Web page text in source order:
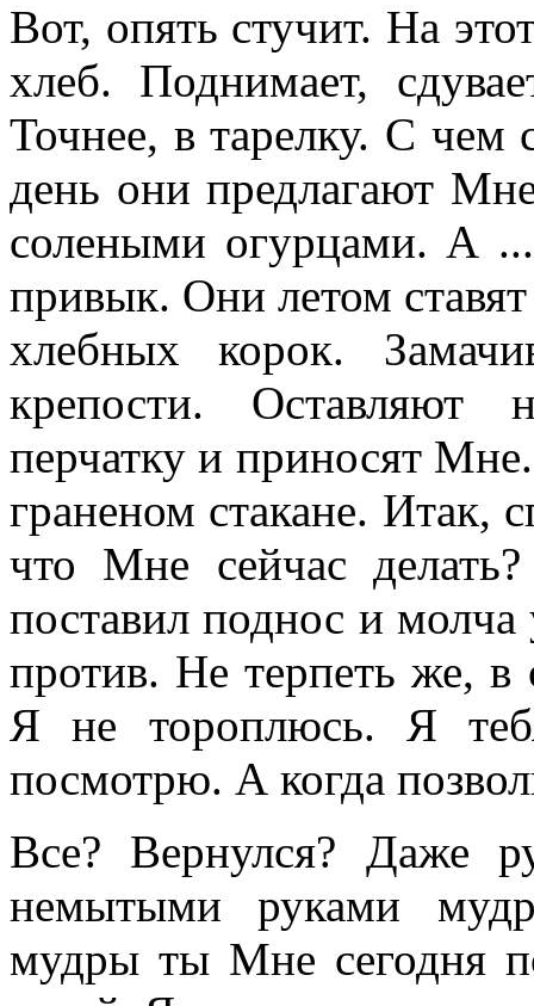
Вот, опять стучит. На
хлеб. Поднимает,
Точнее, в тарелку. С
день они предлагают
солеными огурцами. А
привык. Они летом
хлебных корок.
крепости.
перчатку и приносят
граненом стакане.
что Мне сейчас
поставил поднос и
против. Не терпеть же,
Я не тороплюсь. Я
посмотрю. А когда
Все? Вернулся? Даже
немытыми руками
мудры ты Мне сегодня